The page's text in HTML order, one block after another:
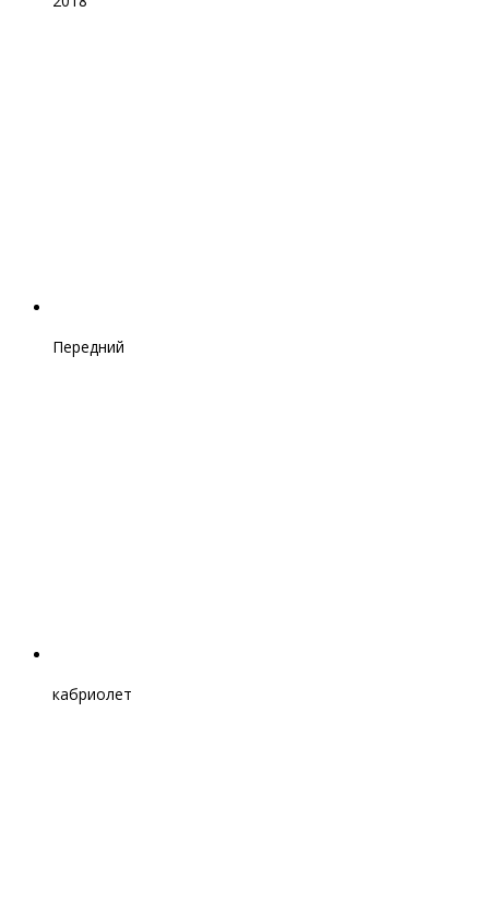
Передний
кабриолет